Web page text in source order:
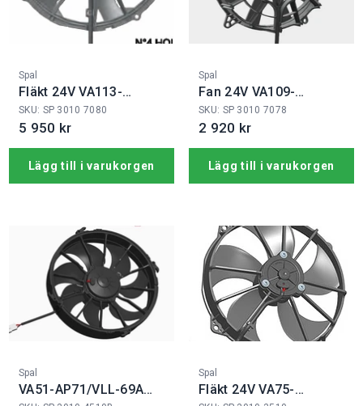
Fabrikat:
Spal
Fläkt 24V VA113-
BBL504PN-94A
SKU: SP 3010 7080
5 950 kr
Lägg till i varukorgen
Fabrikat:
Spal
Fan 24V VA109-
BBL330PN-109A
SKU: SP 3010 7078
2 920 kr
Lägg till i varukorgen
Fabrikat:
Spal
VA51-AP71/VLL-69A
Fabrikat:
Spal
Fläkt 24V VA75-